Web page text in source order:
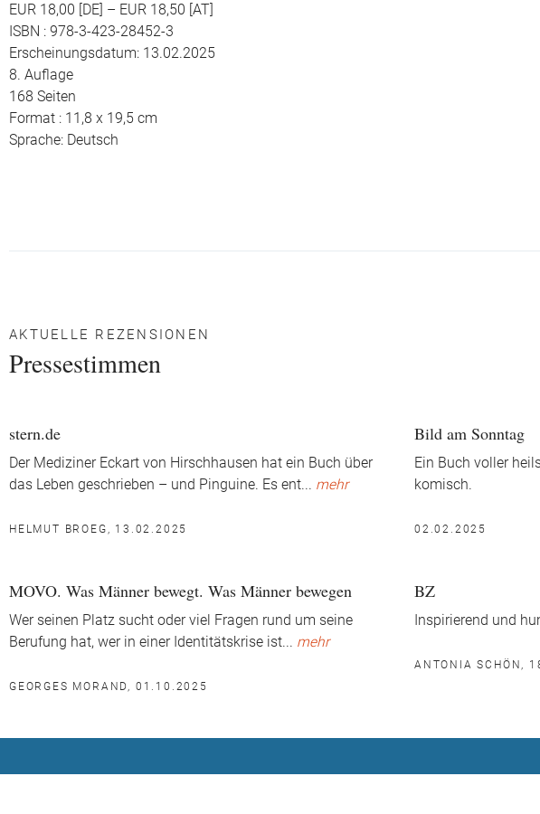
EUR 18,00 [DE] – EUR 18,50 [AT]
ISBN : 978-3-423-28452-3
Erscheinungsdatum: 13.02.2025
8. Auflage
168 Seiten
Format : 11,8 x 19,5 cm
Sprache: Deutsch
AKTUELLE REZENSIONEN
Pressestimmen
stern.de
Der Mediziner Eckart von Hirschhausen hat ein Buch über
das Leben geschrieben – und Pinguine. Es ent... mehr
HELMUT BROEG, 13.02.2025
Bild am Sonntag
Ein Buch voller
komisch.
02.02.2025
MOVO. Was Männer bewegt. Was Männer bewegen
Wer seinen Platz sucht oder viel Fragen rund um seine
Berufung hat, wer in einer Identitätskrise ist... mehr
GEORGES MORAND, 01.10.2025
BZ
Inspirierend und
ANTONIA SCHÖN,